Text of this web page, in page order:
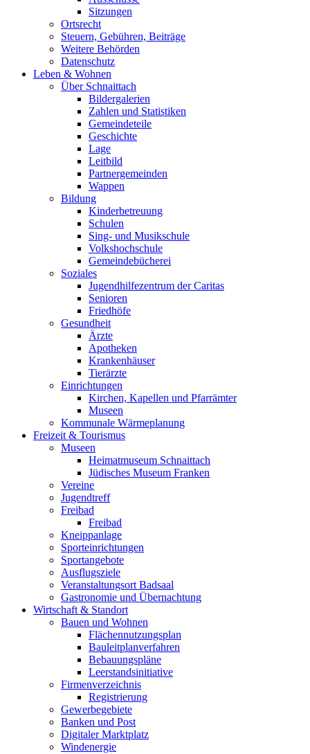
Sitzungen
Ortsrecht
Steuern, Gebühren, Beiträge
Weitere Behörden
Datenschutz
Leben & Wohnen
Über Schnaittach
Bildergalerien
Zahlen und Statistiken
Gemeindeteile
Geschichte
Lage
Leitbild
Partnergemeinden
Wappen
Bildung
Kinderbetreuung
Schulen
Sing- und Musikschule
Volkshochschule
Gemeindebücherei
Soziales
Jugendhilfezentrum der Caritas
Senioren
Friedhöfe
Gesundheit
Ärzte
Apotheken
Krankenhäuser
Tierärzte
Einrichtungen
Kirchen, Kapellen und Pfarrämter
Museen
Kommunale Wärmeplanung
Freizeit & Tourismus
Museen
Heimatmuseum Schnaittach
Jüdisches Museum Franken
Vereine
Jugendtreff
Freibad
Freibad
Kneippanlage
Sporteinrichtungen
Sportangebote
Ausflugsziele
Veranstaltungsort Badsaal
Gastronomie und Übernachtung
Wirtschaft & Standort
Bauen und Wohnen
Flächennutzungsplan
Bauleitplanverfahren
Bebauungspläne
Leerstandsinitiative
Firmenverzeichnis
Registrierung
Gewerbegebiete
Banken und Post
Digitaler Marktplatz
Windenergie